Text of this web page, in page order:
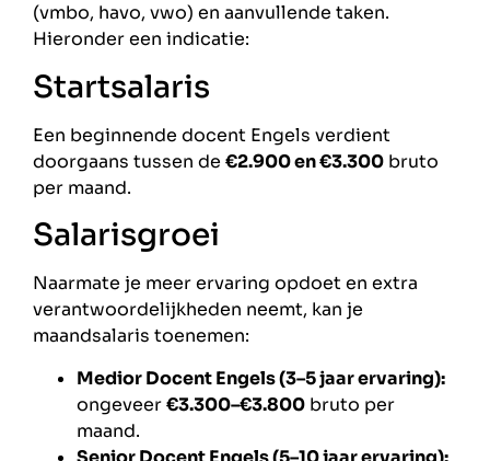
(vmbo, havo, vwo) en aanvullende taken.
Hieronder een indicatie:
Startsalaris
Een beginnende docent Engels verdient
doorgaans tussen de €2.900 en €3.300 bruto
per maand.
Salarisgroei
Naarmate je meer ervaring opdoet en extra
verantwoordelijkheden neemt, kan je
maandsalaris toenemen:
Medior Docent Engels (3–5 jaar ervaring):
ongeveer€3.300–€3.800 bruto per
maand.